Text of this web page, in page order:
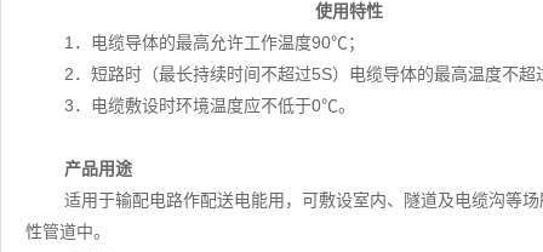
使用特性
1．电缆导体的最高允许工作温度90℃；
2．短路时（最长持续时间不超过5S）电缆导体的最高温度不
3．电缆敷设时环境温度应不低于0℃。
产品用途
适用于输配电路作配送电能用，可敷设室内、隧道及电缆沟等
性管道中。